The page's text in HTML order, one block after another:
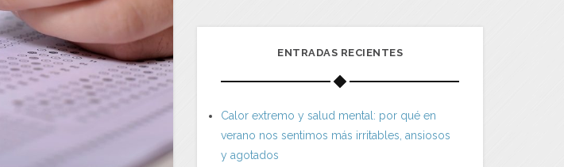
ENTRADAS RECIENTES
Calor extremo y salud mental: por qué en
verano nos sentimos más irritables, ansiosos
y agotados